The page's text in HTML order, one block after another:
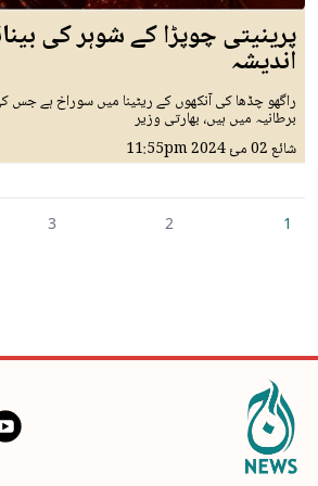
پرینیتی چوپڑا کے شوہر کی
اندیشہ
راگھو چڈھا کی آنکھوں کے ریٹینا میں سوراخ ہے جس
برطانیہ میں ہیں، بھارتی وزیر
شائع02 مئ 2024 11:55pm
1
2
3